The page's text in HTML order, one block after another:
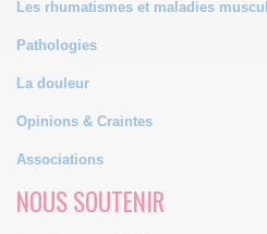
Les rhumatismes et maladies
Pathologies
La douleur
Opinions & Craintes
Associations
NOUS SOUTENIR